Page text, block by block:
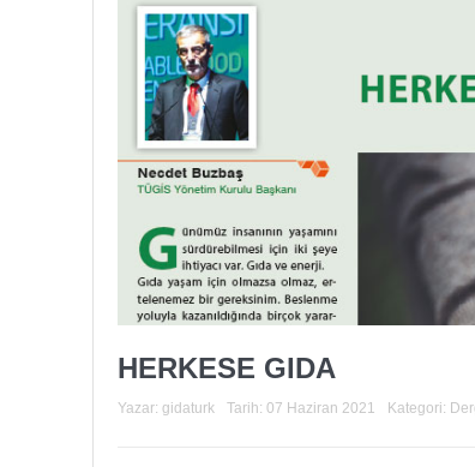
HERKESE GIDA
Yazar: gidaturk Tarih: 07 Haziran 2021 Kategori: